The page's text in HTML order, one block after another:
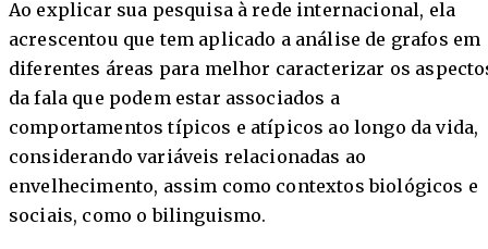
Ao explicar sua pesquisa à rede internacional, ela
acrescentou que tem aplicado a análise de grafos em
diferentes áreas para melhor caracterizar os
da fala que podem estar associados a
comportamentos típicos e atípicos ao longo da vida,
considerando variáveis relacionadas ao
envelhecimento, assim como contextos biológicos e
sociais, como o bilinguismo.